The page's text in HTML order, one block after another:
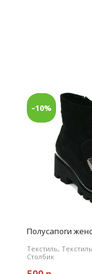
–10%
Полусапоги
Текстиль,
Столбик